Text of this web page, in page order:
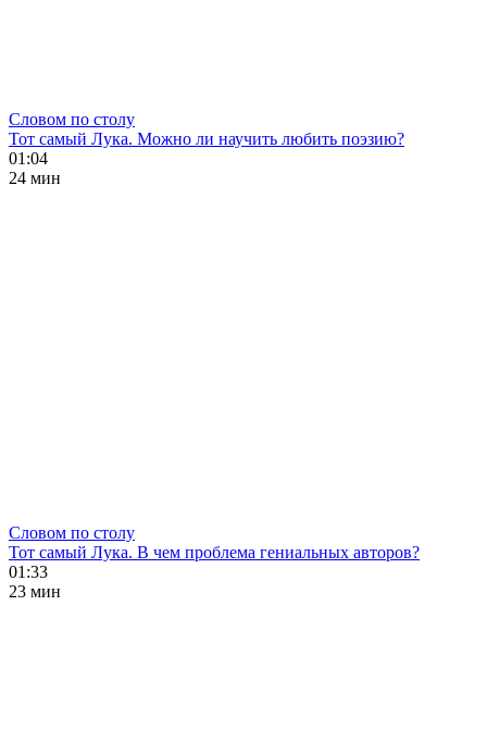
Словом по столу
Тот самый Лука. Можно ли научить любить поэзию?
01:04
24 мин
Словом по столу
Тот самый Лука. В чем проблема гениальных авторов?
01:33
23 мин